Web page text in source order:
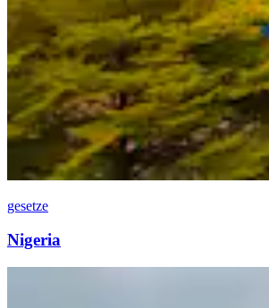
gesetze
Nigeria